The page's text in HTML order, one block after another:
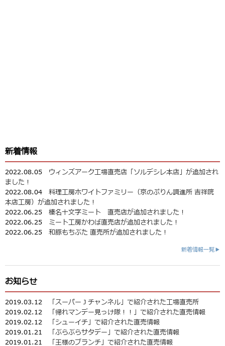
新着情報
2022.08.05 ウィンズアーク工場直売店「ソルデシレ本店」が追加され
ました！
2022.08.04 料理工房ホワイトファミリー（京のぷりん調進所 吉祥院
本店工房）が追加されました！
2022.06.25 榛名十文字ミート 直売店が追加されました！
2022.06.25 ミート工房かわば直売店が追加されました！
2022.06.25 和豚もちぶた 直売所が追加されました！
新着情報一覧▶
お知らせ
2019.03.12
「スーパーＪチャンネル」で紹介された工場直売所
2019.02.12
「帰れマンデー見っけ隊！！」で紹介された直売情報
2019.02.12
「シューイチ」で紹介された直売情報
2019.01.21
「ぶらぶらサタデー」で紹介された直売情報
2019.01.21
「王様のブランチ」で紹介された直売情報